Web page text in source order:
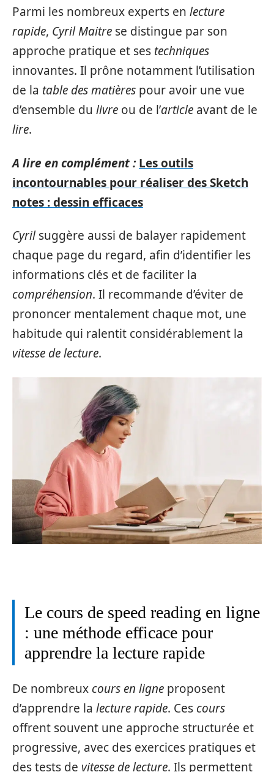
Parmi les nombreux experts en lecture
rapide, Cyril Maitre se distingue par son
approche pratique et ses techniques
innovantes. Il prône notamment l’utilisation
de la table des matières pour avoir une vue
d’ensemble du livre ou de l’article avant de le
lire.
A lire en complément : Les outils
incontournables pour réaliser des Sketch
notes : dessin efficaces
Cyrilsuggère aussi de balayer rapidement
chaque page du regard, afin d’identifier les
informations clés et de faciliter la
compréhension. Il recommande d’éviter de
prononcer mentalement chaque mot, une
habitude qui ralentit considérablement la
vitesse de lecture.
Le cours de speed reading en ligne
: une méthode efficace pour
apprendre la lecture rapide
De nombreux cours en ligne proposent
d’apprendre la lecture rapide. Ces cours
offrent souvent une approche structurée et
progressive, avec des exercices pratiques et
des tests de vitesse de lecture. Ils permettent